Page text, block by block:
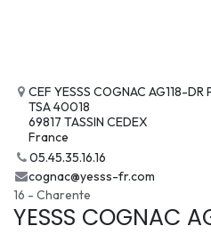
CEF YESSS COGNAC AG118-DR
TSA 40018
69817 TASSIN CEDEX
France
05.45.35.16.16
cognac@yesss-fr.com
16 - Charente
YESSS COGNAC